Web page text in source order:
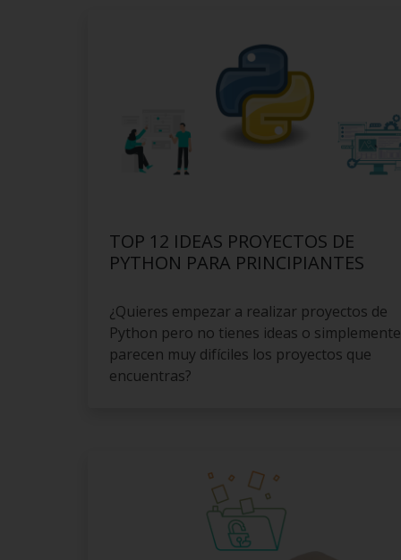
TOP 12 IDEAS PROYECTOS DE
PYTHON PARA PRINCIPIANTES
¿Quieres empezar a realizar proyectos de
Python pero no tienes ideas o
parecen muy difíciles los proyectos que
encuentras?